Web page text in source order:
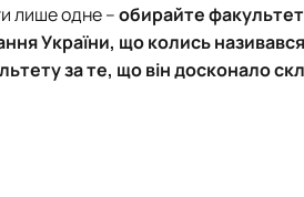
лише одне –обирайте
України, що колись
за те, що він досконало